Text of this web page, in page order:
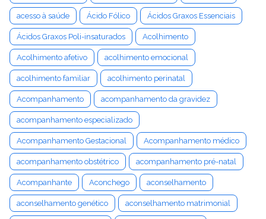
acesso à saúde Ácido Fólico Ácidos Graxos Essenciais
Ácidos Graxos Poli-insaturados Acolhimento
Acolhimento afetivo acolhimento emocional
acolhimento familiar acolhimento perinatal
Acompanhamento acompanhamento da gravidez
acompanhamento especializado
Acompanhamento Gestacional Acompanhamento médico
acompanhamento obstétrico acompanhamento pré-natal
Acompanhante Aconchego aconselhamento
aconselhamento genético aconselhamento matrimonial